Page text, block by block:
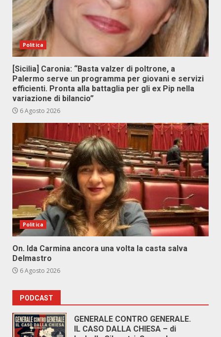
Politica
[Sicilia] Caronia: “Basta valzer di poltrone, a
Palermo serve un programma per giovani e servizi
efficienti. Pronta alla battaglia per gli ex Pip nella
variazione di bilancio”
6 Agosto 2026
Politica
On. Ida Carmina ancora una volta la casta salva
Delmastro
6 Agosto 2026
PODCAST
GENERALE CONTRO GENERALE.
IL CASO DALLA CHIESA – di